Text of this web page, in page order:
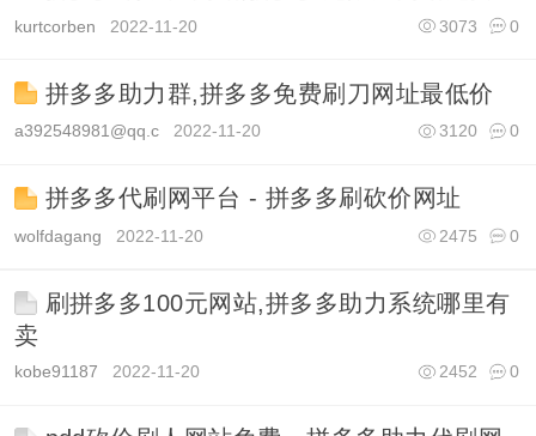
kurtcorben 2022-11-20 0
3073
拼多多助力群,拼多多免费刷刀网址最低价
a392548981@qq.c2022-11-20 0
3120
拼多多代刷网平台 - 拼多多刷砍价网址
wolfdagang 2022-11-20 0
2475
刷拼多多100元网站,拼多多助力系统哪里有
卖
kobe91187 2022-11-20 0
2452